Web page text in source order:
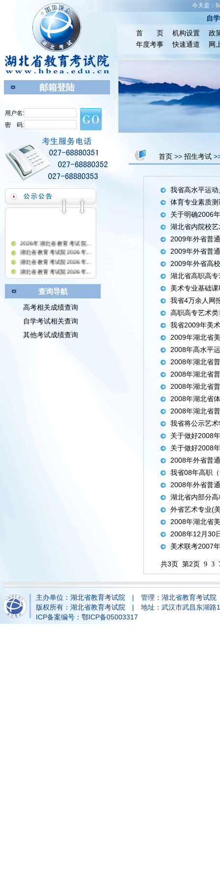
邮箱登陆
用户名:
密 码:
今天是：
首 页
机构设置
政
年度考事
快速通道 网
2026年湖北省教育考试院...
湖北省教育考试院2026年...
湖北省教育考试院2026年...
湖北省教育考试院2026年...
湖北省教育考试院2024年...
湖北省教育考试院关于公...
湖北省教育考试院关于公
湖北省教育考试院关于公...
湖北省教育考试院2025年...
湖北省教育考试院关于公...
湖北省教育考试院2023年...
查询导航
高考相关成绩查询
自学考试相关查询
其他考试成绩查询
首页 >> 招生考试
我省高水平运
体育专业素质
关于明确2006
湖北省内院校
2009年外省普
2009年外省普
2009年外省高
湖北省高职高
美术专业基础
我省4万余人网
高职高专艺术
我省2009年美
2009年湖北省
2008年高水平
2008年湖北省
2008年湖北省
2008年湖北省
2008年湖北省
2008年湖北省
我省将公示艺
关于做好2008
关于做好2008
2008年外省普
我省08年高职
2008年外省普
湖北省内部分
外省艺术专业(
2008年湖北省
2008年12月30
美术联考2007
共3页 第2页 9 3
主办单位：湖北省教育考试院 | 管理：湖北省教育考试
版权所有：湖北省教育考试院 | 地址：武汉市武昌东湖
ICP备案编号：鄂ICP备05003317